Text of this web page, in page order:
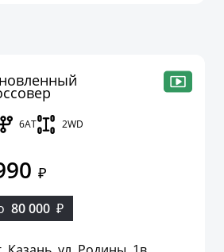
6AT 2WD
₽
80 000 ₽